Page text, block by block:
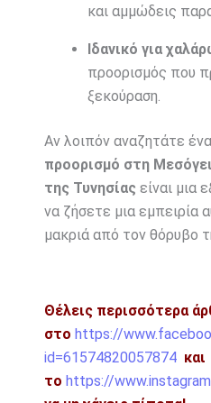
και αμμώδεις
Ιδανικό για
προορισμός που
ξεκούραση.
Αν λοιπόν αναζητάτε
προορισμό στη
της Τυνησίας είναι μια
να ζήσετε μια εμπειρία
μακριά από τον θόρυβο
Θέλεις περισσότερα
στο https://
id=61574820057874 και
το https://